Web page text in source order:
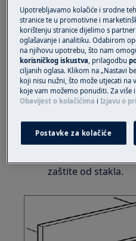
1. Zaštitu za kameru
slike najbolje
imate problem sa
vratima pećnice.
Zakačite zaštitu za
tako da se nalazi
Okrenite duže
zaštite od stakla.
Upotrebljavamo kolačiće i srodne
stranice te u promotivne i
korištenju stranice dijelimo s
oglašavanje i analitiku. Odabirom
na njihovu upotrebu, što nam
korisničkog iskustva, prilagodbu
ciljanih oglasa. Klikom na „Nastavi
koji nisu nužni, što može utjecati na
koje vam možemo ponuditi. Za više
Obavijest o kolačićima iIzjavu o
Postavke za kolačiće